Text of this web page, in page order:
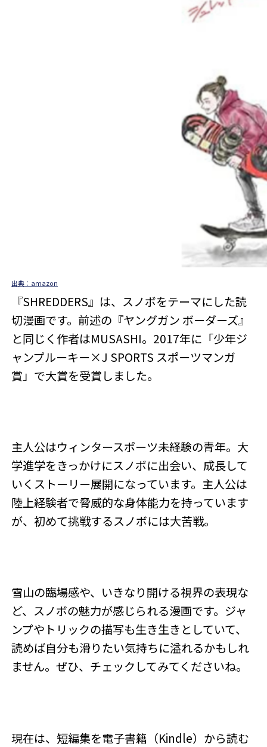
出典：amazon
『SHREDDERS』は、スノボをテーマにした読
切漫画です。前述の『ヤングガン ボーダーズ』
と同じく作者はMUSASHI。2017年に「少年ジ
ャンプルーキー×J SPORTS スポーツマンガ
賞」で大賞を受賞しました。
主人公はウィンタースポーツ未経験の青年。大
学進学をきっかけにスノボに出会い、成長して
いくストーリー展開になっています。主人公は
陸上経験者で脅威的な身体能力を持っています
が、初めて挑戦するスノボには大苦戦。
雪山の臨場感や、いきなり開ける視界の表現な
ど、スノボの魅力が感じられる漫画です。ジャ
ンプやトリックの描写も生き生きとしていて、
読めば自分も滑りたい気持ちに溢れるかもしれ
ません。ぜひ、チェックしてみてくださいね。
現在は、短編集を電子書籍（Kindle）から読む